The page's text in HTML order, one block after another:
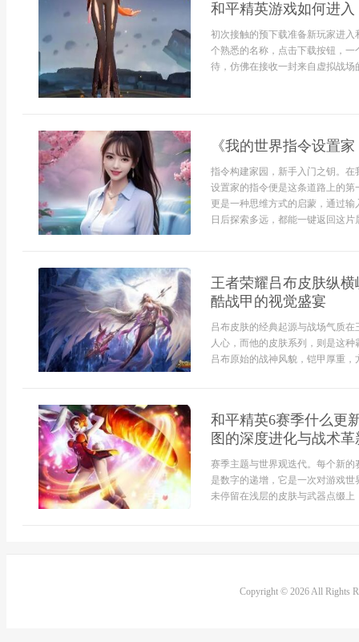
和平精英游戏如何进
初次接触的预下载准备新玩家进
个熟悉的名称，点击下载按钮，
待，仿佛在接收一封来自虚拟战
《我的世界指令设置
指令构建家园，新手入门之钥。
设置家的指令便是这条道路上的
更是一种思维方式的启蒙，通过
日后探索多远，都能一键返回这
王者荣耀吕布皮肤纵
酷战甲的视觉盛宴
吕布皮肤的经典起源与战场气质
人心，而他的皮肤系列，则是这
吕布原始的战神风貌，铠甲厚重，
和平精英6赛季什么更
图的深度进化与战术革
赛季主题与世界观迭代。每个新
是数字的递增，它是一次对游戏
未停留在浅层的皮肤与武器点缀
Copyright © 2026 All Rights